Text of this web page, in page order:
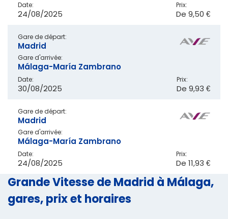
Date:
24/08/2025
Prix:
De 9,50 €
Gare de départ:
Madrid
Gare d'arrivée:
Málaga-María Zambrano
Date:
30/08/2025
Prix:
De 9,93 €
Gare de départ:
Madrid
Gare d'arrivée:
Málaga-María Zambrano
Date:
24/08/2025
Prix:
De 11,93 €
Grande Vitesse de Madrid à Málaga,
gares, prix et horaires